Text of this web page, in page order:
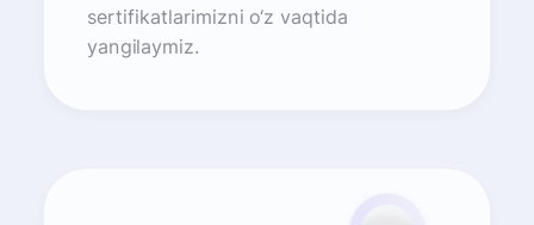
sertifikatlarimizni o‘z vaqtida
yangilaymiz.